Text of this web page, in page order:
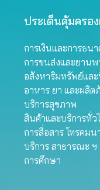
ประเด็นคุ้มครอ
การเงินและการธนา
การขนส่งและยาน
อสังหาริมทรัพย์แล
อาหาร ยา และผลิ
บริการสุขภาพ
สินค้าและบริการทั่ว
การสื่อสาร โทรคมน
บริการ สาธารณะ ฯ
การศึกษา